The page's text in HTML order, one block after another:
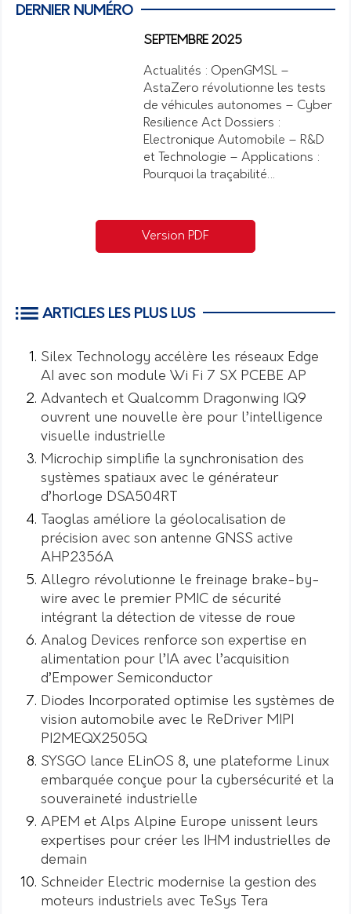
DERNIER NUMÉRO
SEPTEMBRE 2025
Actualités : OpenGMSL –
AstaZero révolutionne les tests
de véhicules autonomes – Cyber
Resilience Act Dossiers :
Electronique Automobile – R&D
et Technologie – Applications :
Pourquoi la traçabilité…
Version PDF
ARTICLES LES PLUS LUS
Silex Technology accélère les réseaux Edge
AI avec son module Wi Fi 7 SX PCEBE AP
Advantech et Qualcomm Dragonwing IQ9
ouvrent une nouvelle ère pour l’intelligence
visuelle industrielle
Microchip simplifie la synchronisation des
systèmes spatiaux avec le générateur
d’horloge DSA504RT
Taoglas améliore la géolocalisation de
précision avec son antenne GNSS active
AHP2356A
Allegro révolutionne le freinage brake-by-
wire avec le premier PMIC de sécurité
intégrant la détection de vitesse de roue
Analog Devices renforce son expertise en
alimentation pour l’IA avec l’acquisition
d’Empower Semiconductor
Diodes Incorporated optimise les systèmes de
vision automobile avec le ReDriver MIPI
PI2MEQX2505Q
SYSGO lance ELinOS 8, une plateforme Linux
embarquée conçue pour la cybersécurité et la
souveraineté industrielle
APEM et Alps Alpine Europe unissent leurs
expertises pour créer les IHM industrielles de
demain
Schneider Electric modernise la gestion des
moteurs industriels avec TeSys Tera